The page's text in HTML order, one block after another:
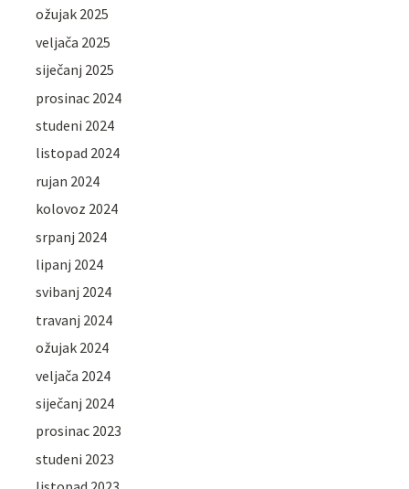
ožujak 2025
veljača 2025
siječanj 2025
prosinac 2024
studeni 2024
listopad 2024
rujan 2024
kolovoz 2024
srpanj 2024
lipanj 2024
svibanj 2024
travanj 2024
ožujak 2024
veljača 2024
siječanj 2024
prosinac 2023
studeni 2023